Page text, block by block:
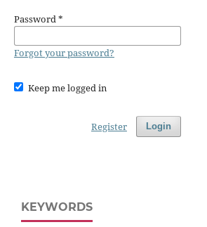
Password*
Forgot your password?
Keep me logged in
Login
Register
KEYWORDS